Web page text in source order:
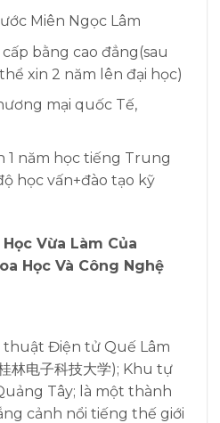
Miên Ngọc Lâm
bằng cao đẳng(sau
xin 2 năm lên đại học)
mại quốc Tế,
1 năm học tiếng Trung
học vấn+đào tạo kỹ
Vừa Làm Của
Học Và Công Nghệ
thuật Điện tử Quế Lâm
林电子科技大学); Khu tự
Tây; là một thành
cảnh nổi tiếng thế giới